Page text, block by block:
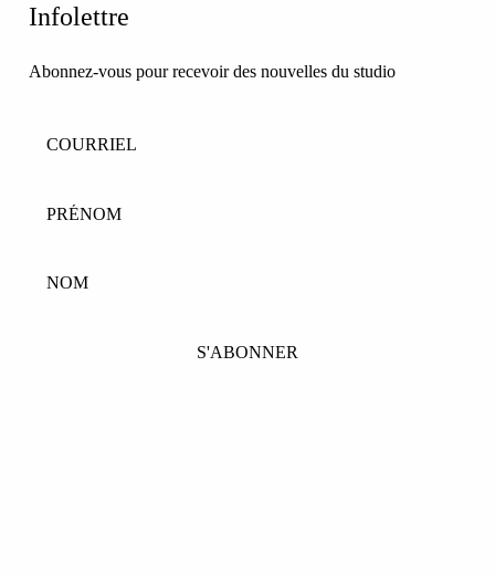
Infolettre
Abonnez-vous pour recevoir des nouvelles du studio